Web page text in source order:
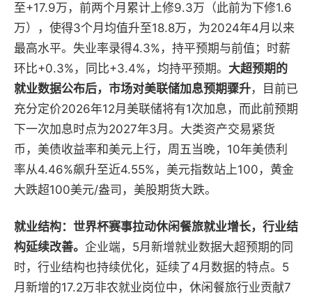
至+17.9万，前两个月累计上修9.3万（此前为下修1.6
万），使得3个月均值升至18.8万，为2024年4月以来
最高水平。失业率录得4.3%，持平预期与前值；时薪
环比+0.3%，同比+3.4%，均持平预期。 大超预期的
就业数据公布后，市场对美联储加息预期骤升，目前已
充分定价2026年12月美联储将有1次加息，而此前预期
下一次加息时点为2027年3月。大类资产交易紧货
币，美债收益率和美元上行，周五当晚，10年美债利
率从4.46%飙升至近4.55%，美元指数站上100，黄金
大跌超100美元/盎司，美股期货大跌。
就业结构：世界杯赛事拉动休闲餐旅就业增长，行业结
构延续改善。 企业端，5月新增就业数据大超预期的同
时，行业结构也持续优化，延续了4月数据的特点。5
月新增的17.2万非农就业岗位中，休闲餐旅行业贡献7